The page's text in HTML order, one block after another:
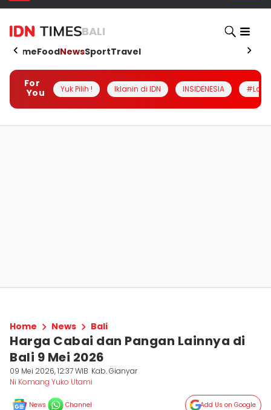
BALI
HomeFoodNewsSportTravel
For
You
Yuk Pilih ! Iklanin di IDN INSIDENESIA
Home News Bali
Harga Cabai dan Pangan Lainnya di
Bali 9 Mei 2026
09 Mei 2026, 12:37 WIB Kab. Gianyar
Ni Komang Yuko Utami
News Channel Add Us on Google